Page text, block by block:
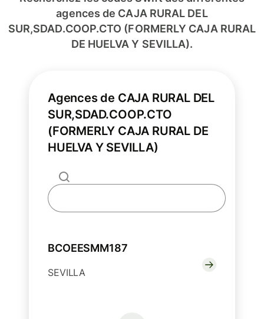
agences de CAJA RURAL DEL
SUR,SDAD.COOP.CTO (FORMERLY CAJA RURAL
DE HUELVA Y SEVILLA).
Agences de CAJA RURAL DEL
SUR,SDAD.COOP.CTO
(FORMERLY CAJA RURAL DE
HUELVA Y SEVILLA)
BCOEESMM187
SEVILLA